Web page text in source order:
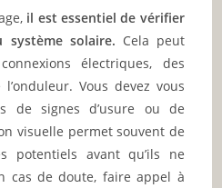
il est essentiel de vérifier
système solaire. Cela peut
électriques, des
Vous devez vous
de signes d’usure ou de
visuelle permet souvent de
potentiels avant qu’ils ne
cas de doute, faire appel à